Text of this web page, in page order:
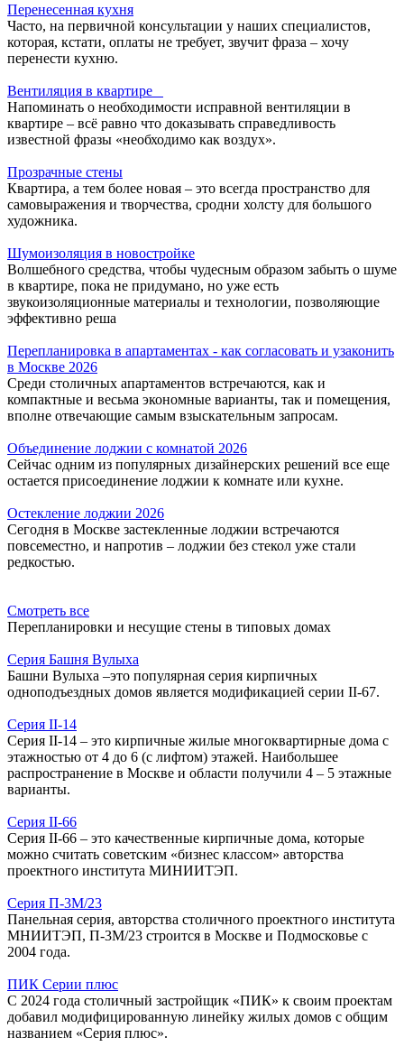
Перенесенная кухня
Часто, на первичной консультации у наших специалистов,
которая, кстати, оплаты не требует, звучит фраза – хочу
перенести кухню.
Вентиляция в квартире
Напоминать о необходимости исправной вентиляции в
квартире – всё равно что доказывать справедливость
известной фразы «необходимо как воздух».
Прозрачные стены
Квартира, а тем более новая – это всегда пространство для
самовыражения и творчества, сродни холсту для большого
художника.
Шумоизоляция в новостройке
Волшебного средства, чтобы чудесным образом забыть о шуме
в квартире, пока не придумано, но уже есть
звукоизоляционные материалы и технологии, позволяющие
эффективно реша
Перепланировка в апартаментах - как согласовать и узаконить
в Москве 2026
Среди столичных апартаментов встречаются, как и
компактные и весьма экономные варианты, так и помещения,
вполне отвечающие самым взыскательным запросам.
Объединение лоджии с комнатой 2026
Сейчас одним из популярных дизайнерских решений все еще
остается присоединение лоджии к комнате или кухне.
Остекление лоджии 2026
Сегодня в Москве застекленные лоджии встречаются
повсеместно, и напротив – лоджии без стекол уже стали
редкостью.
Смотреть все
Перепланировки и несущие стены в типовых домах
Серия Башня Вулыха
Башни Вулыха –это популярная серия кирпичных
одноподъездных домов является модификацией серии II-67.
Серия II-14
Серия II-14 – это кирпичные жилые многоквартирные дома с
этажностью от 4 до 6 (с лифтом) этажей. Наибольшее
распространение в Москве и области получили 4 – 5 этажные
варианты.
Серия II-66
Серия II-66 – это качественные кирпичные дома, которые
можно считать советским «бизнес классом» авторства
проектного института МИНИИТЭП.
Серия П-3М/23
Панельная серия, авторства столичного проектного института
МНИИТЭП, П-3М/23 строится в Москве и Подмосковье с
2004 года.
ПИК Серии плюс
С 2024 года столичный застройщик «ПИК» к своим проектам
добавил модифицированную линейку жилых домов с общим
названием «Серия плюс».